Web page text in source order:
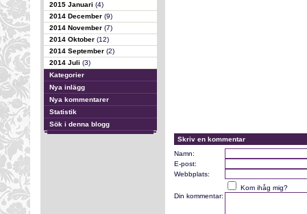
2015 Januari (4)
2014 December (9)
2014 November (7)
2014 Oktober (12)
2014 September (2)
2014 Juli (3)
Kategorier
Nya inlägg
Nya kommentarer
Statistik
Sök i denna blogg
Skriv en kommentar
Namn:
E-post:
Webbplats:
Kom ihåg mig?
Din kommentar: